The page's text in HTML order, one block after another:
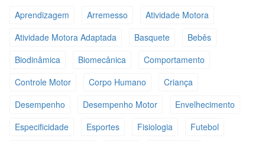
Aprendizagem Arremesso
Atividade Motora
Atividade Motora Adaptada
Basquete
Bebês
Biodinâmica
Biomecânica
Comportamento
Controle Motor
Corpo Humano
Criança
Desempenho
Desempenho Motor
Envelhecimento
Especificidade
Esportes Fisiologia
Futebol